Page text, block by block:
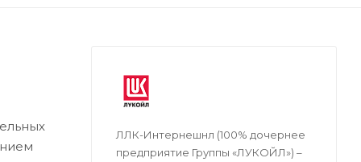
ЛЛК-Интернешнл (100% дочернее
предприятие Группы «ЛУКОЙЛ») –